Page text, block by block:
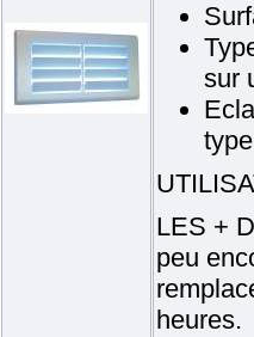
sur
LES +
peu
heures.